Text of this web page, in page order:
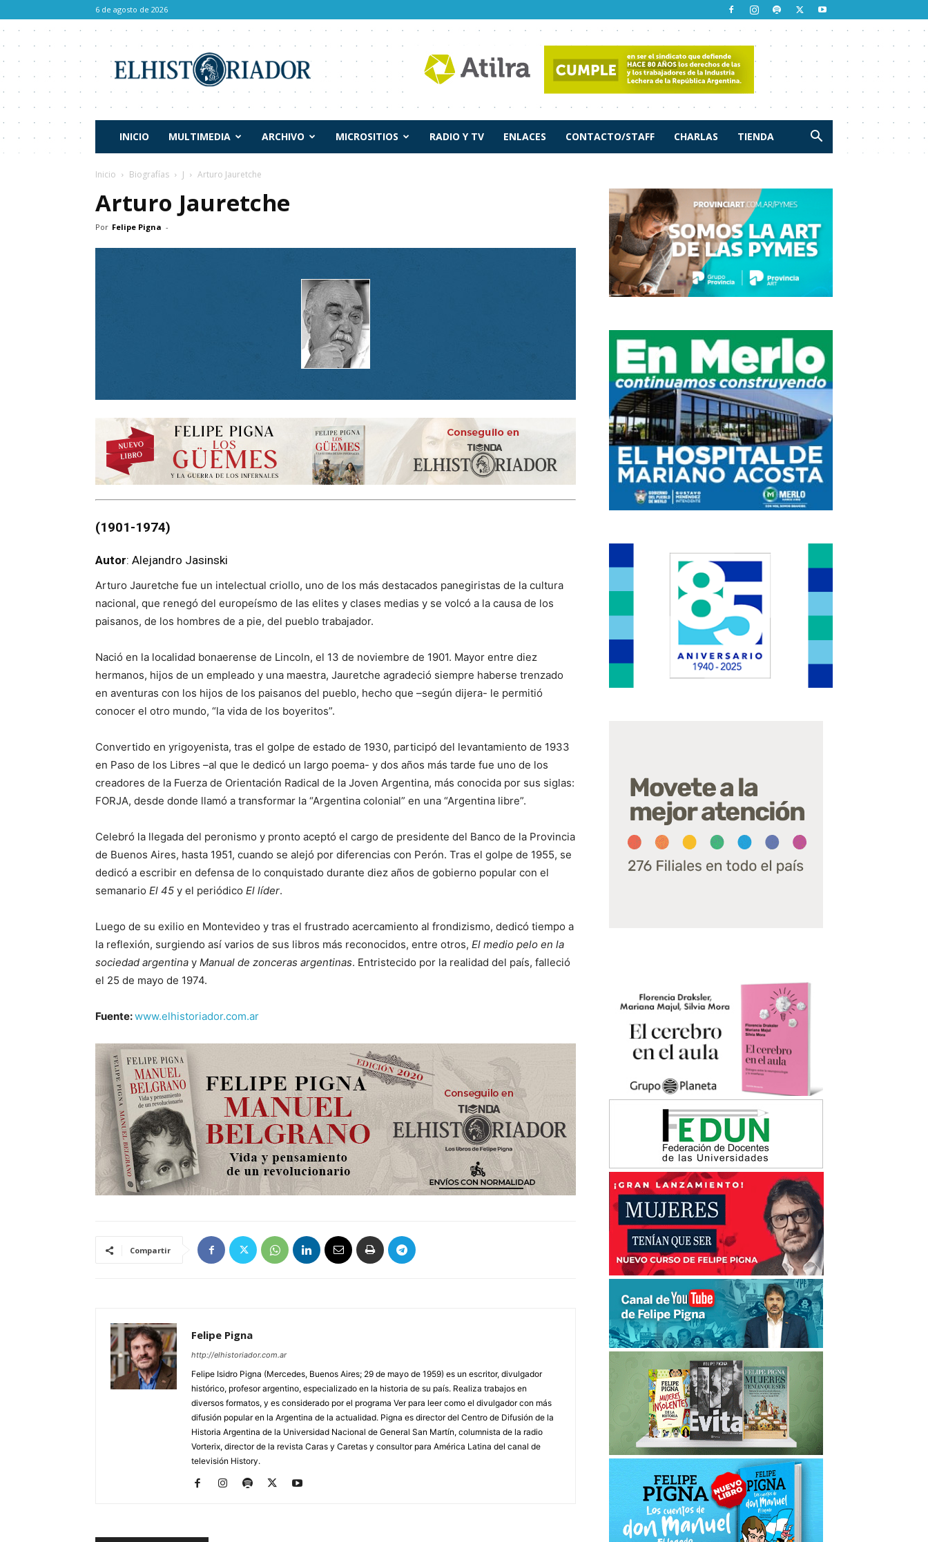
6 de agosto de 2026
Historiador
INICIO MULTIMEDIA ARCHIVO MICROSITIOS RADIO Y TV ENLACES CONTACTO/STAFF CHARLAS TIENDA
Inicio Biografías J Arturo Jauretche
Arturo Jauretche
Por Felipe Pigna -
(1901-1974)
Autor: Alejandro Jasinski
Arturo Jauretche fue un intelectual criollo, uno de los más destacados panegiristas de la cultura
nacional, que renegó del europeísmo de las elites y clases medias y se volcó a la causa de los
paisanos, de los hombres de a pie, del pueblo trabajador.
Nació en la localidad bonaerense de Lincoln, el 13 de noviembre de 1901. Mayor entre diez
hermanos, hijos de un empleado y una maestra, Jauretche agradeció siempre haberse trenzado
en aventuras con los hijos de los paisanos del pueblo, hecho que –según dijera- le permitió
conocer el otro mundo, “la vida de los boyeritos”.
Convertido en yrigoyenista, tras el golpe de estado de 1930, participó del levantamiento de 1933
en Paso de los Libres –al que le dedicó un largo poema- y dos años más tarde fue uno de los
creadores de la Fuerza de Orientación Radical de la Joven Argentina, más conocida por sus siglas:
FORJA, desde donde llamó a transformar la “Argentina colonial” en una “Argentina libre”.
Celebró la llegada del peronismo y pronto aceptó el cargo de presidente del Banco de la Provincia
de Buenos Aires, hasta 1951, cuando se alejó por diferencias con Perón. Tras el golpe de 1955, se
dedicó a escribir en defensa de lo conquistado durante diez años de gobierno popular con el
semanario El 45 y el periódico El líder.
Luego de su exilio en Montevideo y tras el frustrado acercamiento al frondizismo, dedicó tiempo a
la reflexión, surgiendo así varios de sus libros más reconocidos, entre otros, El medio pelo en la
sociedad argentina y Manual de zonceras argentinas. Entristecido por la realidad del país, falleció
el 25 de mayo de 1974.
Fuente:www.elhistoriador.com.ar
Compartir
Felipe Pigna
http://elhistoriador.com.ar
Felipe Isidro Pigna (Mercedes, Buenos Aires; 29 de mayo de 1959) es un escritor, divulgador
histórico, profesor argentino, especializado en la historia de su país. Realiza trabajos en
diversos formatos, y es considerado por el programa Ver para leer como el divulgador con más
difusión popular en la Argentina de la actualidad. Pigna es director del Centro de Difusión de la
Historia Argentina de la Universidad Nacional de General San Martín, columnista de la radio
Vorterix, director de la revista Caras y Caretas y consultor para América Latina del canal de
televisión History.